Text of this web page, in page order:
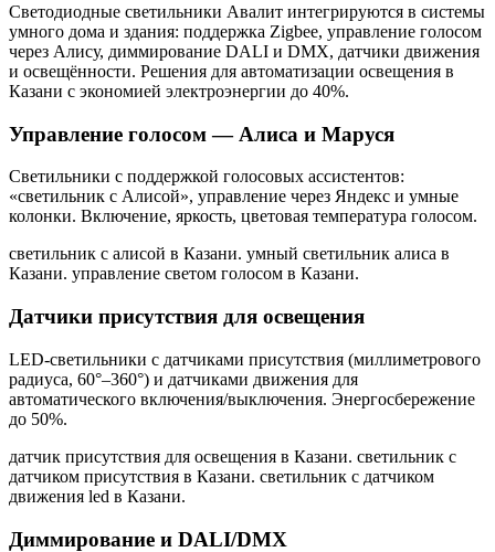
Светодиодные светильники Авалит интегрируются в системы
умного дома и здания: поддержка Zigbee, управление голосом
через Алису, диммирование DALI и DMX, датчики движения
и освещённости. Решения для автоматизации освещения в
Казани с экономией электроэнергии до 40%.
Управление голосом — Алиса и Маруся
Светильники с поддержкой голосовых ассистентов:
«светильник с Алисой», управление через Яндекс и умные
колонки. Включение, яркость, цветовая температура голосом.
светильник с алисой в Казани. умный светильник алиса в
Казани. управление светом голосом в Казани.
Датчики присутствия для освещения
LED-светильники с датчиками присутствия (миллиметрового
радиуса, 60°–360°) и датчиками движения для
автоматического включения/выключения. Энергосбережение
до 50%.
датчик присутствия для освещения в Казани. светильник с
датчиком присутствия в Казани. светильник с датчиком
движения led в Казани.
Диммирование и DALI/DMX